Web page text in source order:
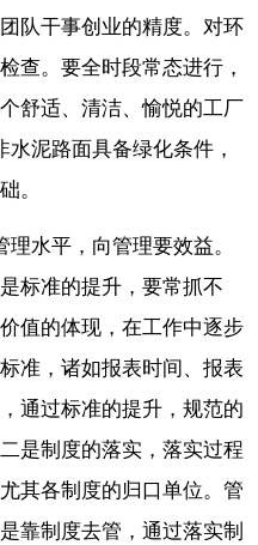
队干事创业的精度。对环
查。要全时段常态进行，
舒适、清洁、愉悦的工厂
泥路面具备绿化条件，
。
水平，向管理要效益。
标准的提升，要常抓不
值的体现，在工作中逐步
准，诸如报表时间、报表
通过标准的提升，规范的
是制度的落实，落实过程
其各制度的归口单位。管
靠制度去管，通过落实制